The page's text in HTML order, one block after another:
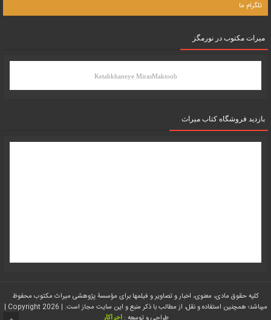
تلگرام ما
میرات مکتوب در نورمگز
Ketabkhaneye MirasMaktoob
بازدید فروشگاه کتاب میراث
کلیه حقوق مادی، معنوی، اخبار و تصاویر و فیلمها برای مؤسسۀ پژوهشی میراث مکتوب محفوظ
میباشد؛ همچنین استفاده و نقل، از مطالب با ذکر منبع و این سایت مجاز است. | Copyright 2026 |
اجراکار